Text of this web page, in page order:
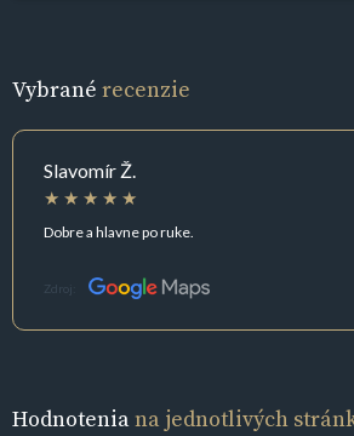
Vybrané recenzie
Slavomír Ž.
Dobre a hlavne po ruke.
Zdroj:
Hodnoteniana jednotlivých